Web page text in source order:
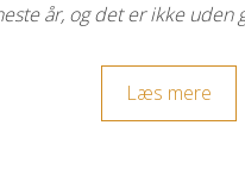
år, og det er ikke
Læs mere